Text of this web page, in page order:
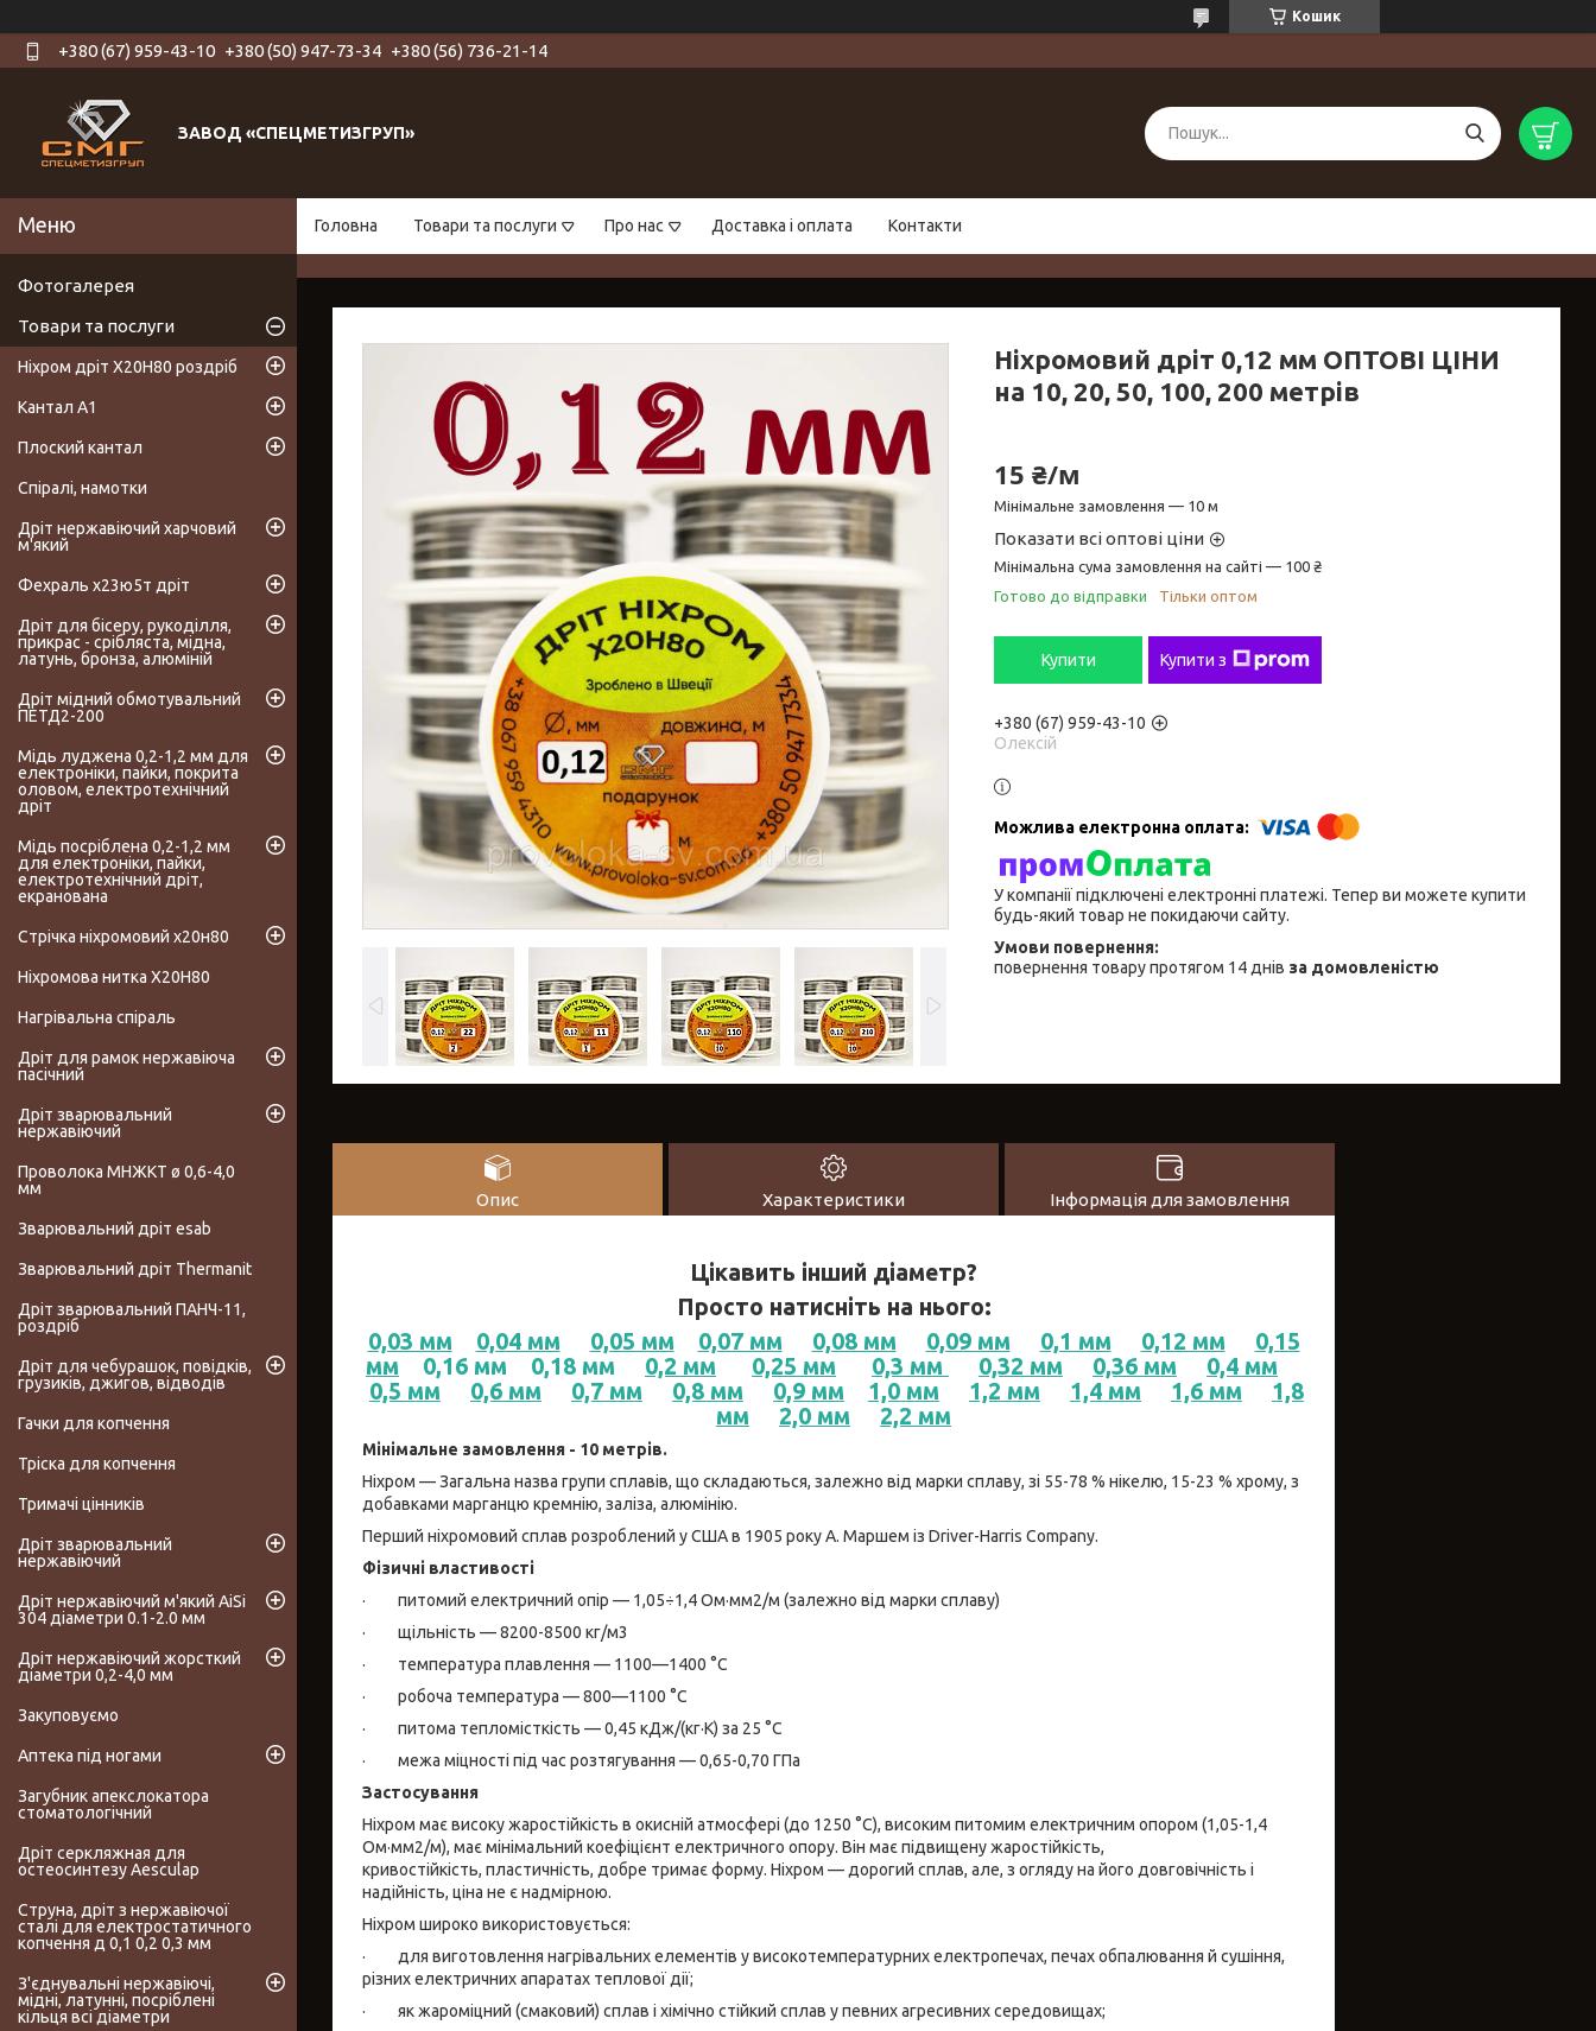
Кошик
+380 (67) 959-43-10 +380 (50) 947-73-34 +380 (56) 736-21-14
ЗАВОД «СПЕЦМЕТИЗГРУП»
Головна Товари та послуги Про нас Доставка і оплата Контакти
Ніхромовий дріт 0,12 мм ОПТОВІ ЦІНИ
на 10, 20, 50, 100, 200 метрів
15 ₴/м
Мінімальне замовлення — 10 м
Показати всі оптові ціни
Мінімальна сума замовлення на сайті — 100 ₴
Готово до відправки
Тільки оптом
Купити Купити з
+380 (67) 959-43-10
Олексій
У компанії підключені електронні платежі. Тепер ви можете купити
будь-який товар не покидаючи сайту.
повернення товару протягом 14 днів за домовленістю
Опис Характеристики Інформація для замовлення
Цікавить інший діаметр?
Просто натисніть на нього:
0,03 мм
0,04 мм 0,05 мм 0,07 мм 0,08 мм 0,09 мм 0,1 мм 0,12 мм
0,15
мм
0,16 мм 0,18 мм 0,2 мм 0,25 мм 0,3 мм 0,32 мм 0,36 мм
0,4 мм
0,5 мм
0,6 мм 0,7 мм 0,8 мм 0,9 мм 1,0 мм 1,2 мм 1,4 мм 1,6 мм
1,8
мм
2,0 мм 2,2 мм
Мінімальне замовлення - 10 метрів.
Ніхром — Загальна назва групи сплавів, що складаються, залежно від марки сплаву, зі 55-78 % нікелю, 15-23 % хрому, з
добавками марганцю кремнію, заліза, алюмінію.
Перший ніхромовий сплав розроблений у США в 1905 року А. Маршем із Driver-Harris Company.
Фізичні властивості
· питомий електричний опір — 1,05÷1,4 Ом·мм2/м (залежно від марки сплаву)
· щільність — 8200-8500 кг/м3
· температура плавлення — 1100—1400 °C
· робоча температура — 800—1100 °C
· питома тепломісткість — 0,45 кДж/(кг·К) за 25 °C
· межа міцності під час розтягування — 0,65-0,70 ГПа
Застосування
Ніхром має високу жаростійкість в окисній атмосфері (до 1250 °C), високим питомим електричним опором (1,05-1,4
Ом·мм2/м), має мінімальний коефіцієнт електричного опору. Він має підвищену жаростійкість,
кривостійкість, пластичність, добре тримає форму. Ніхром — дорогий сплав, але, з огляду на його довговічність і
надійність, ціна не є надмірною.
Ніхром широко використовується:
· для виготовлення нагрівальних елементів у високотемпературних електропечах, печах обпалювання й сушіння,
різних електричних апаратах теплової дії;
· як жароміцний (смаковий) сплав і хімічно стійкий сплав у певних агресивних середовищах;
Фотогалерея
Товари та послуги
Ніхром дріт Х20Н80 роздріб
Кантал А1
Плоский кантал
Спіралі, намотки
Дріт нержавіючий харчовий
м'який
Фехраль х23ю5т дріт
Дріт для бісеру, рукоділля,
прикрас - срібляста, мідна,
латунь, бронза, алюміній
Дріт мідний обмотувальний
ПЕТД2-200
Мідь луджена 0,2-1,2 мм для
електроніки, пайки, покрита
оловом, електротехнічний
дріт
Мідь посріблена 0,2-1,2 мм
для електроніки, пайки,
електротехнічний дріт,
екранована
Стрічка ніхромовий х20н80
Ніхромова нитка Х20Н80
Нагрівальна спіраль
Дріт для рамок нержавіюча
пасічний
Дріт зварювальний
нержавіючий
Проволока МНЖКТ ø 0,6-4,0
мм
Зварювальний дріт esab
Зварювальний дріт Thermanit
Дріт зварювальний ПАНЧ-11,
роздріб
Дріт для чебурашок, повідків,
грузиків, джигов, відводів
Гачки для копчення
Тріска для копчення
Тримачі цінників
Дріт зварювальний
нержавіючий
Дріт нержавіючий м'який AiSi
304 діаметри 0.1-2.0 мм
Дріт нержавіючий жорсткий
діаметри 0,2-4,0 мм
Закуповуємо
Аптека під ногами
Загубник апекслокатора
стоматологічний
Дріт серкляжная для
остеосинтезу Aesculap
Струна, дріт з нержавіючої
сталі для електростатичного
копчення д 0,1 0,2 0,3 мм
З'єднувальні нержавіючі,
мідні, латунні, посріблені
кільця всі діаметри